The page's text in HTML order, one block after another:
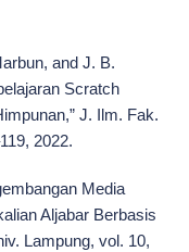
and J. B.
Scratch
J. Ilm. Fak.
2022.
Media
Aljabar Berbasis
Lampung, vol. 10,